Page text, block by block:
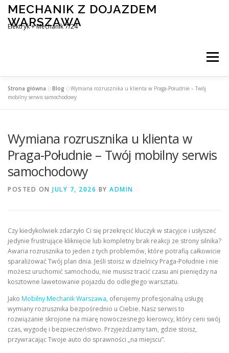
Skip
content
MECHANIK Z DOJAZDEM
WARSZAWA
Elektryk + Mechanik 7/24
Menu
MOBILNY MECHANIK WARSZAWA
ELEKTRYK SAMOCHODOWY BLOG
Strona główna »Blog »Wymiana rozrusznika u klienta w Praga-Południe – Twój
mobilny serwis samochodowy
Wymiana rozrusznika u klienta w
Praga-Południe – Twój mobilny serwis
samochodowy
POSTED ON JULY 7, 2026 BY ADMIN
Czy kiedykolwiek zdarzyło Ci się przekręcić kluczyk w stacyjce i usłyszeć
jedynie frustrujące kliknięcie lub kompletny brak reakcji ze strony silnika?
Awaria rozrusznika to jeden z tych problemów, które potrafią całkowicie
sparaliżować Twój plan dnia. Jeśli stoisz w dzielnicy Praga-Południe i nie
możesz uruchomić samochodu, nie musisz tracić czasu ani pieniędzy na
kosztowne lawetowanie pojazdu do odległego warsztatu.
Jako Mobilny Mechanik Warszawa, oferujemy profesjonalną usługę
wymiany rozrusznika bezpośrednio u Ciebie. Nasz serwis to
rozwiązanie skrojone na miarę nowoczesnego kierowcy, który ceni swój
czas, wygodę i bezpieczeństwo. Przyjeżdżamy tam, gdzie stoisz,
przywracając Twoje auto do sprawności „na miejscu”.